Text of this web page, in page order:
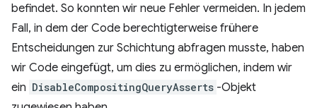
befindet. So konnten wir neue Fehler vermeiden. In jedem
Fall, in dem der Code berechtigterweise frühere
Entscheidungen zur Schichtung abfragen musste, haben
wir Code eingefügt, um dies zu ermöglichen, indem wir
ein DisableCompositingQueryAsserts -Objekt